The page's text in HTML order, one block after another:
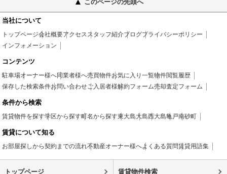
このページの先頭へ
当社について
トップページ会社概要アクセススタッフ紹介ブログプライバシーポリシー
インフォメーション
コンテンツ
駐車場オーナー様へ同業者様へ売買物件お気に入り一覧物件閲覧履歴
保存した検索条件お問い合わせご入居者様解約フォーム売却査定フォーム
条件から検索
賃貸物件を探す学区から探す町名から探す東大島大島西大島亀戸南砂町
賃貸について知る
お部屋探しから契約までの流れ不動産オーナー様へよくある質問賃貸用語集
トップページ 賃貸物件検索